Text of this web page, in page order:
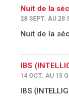
Nuit de la
28 SEPT. AU 28
Nuit de la
IBS
14 OCT. AU 15
IBS